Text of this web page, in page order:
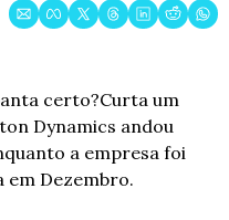
certo?Curta um
Dynamics andou
a empresa foi
em Dezembro.